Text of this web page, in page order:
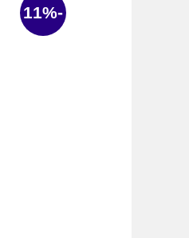
-11%